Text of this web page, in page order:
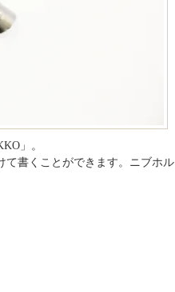
」。
て書くことができます。ニブホル